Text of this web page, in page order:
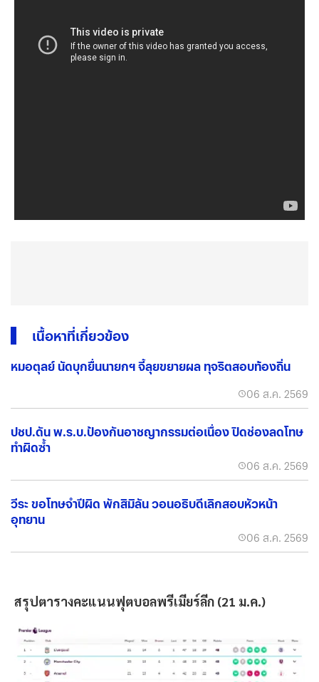
เนื้อหาที่เกี่ยวข้อง
หมอตุลย์ นัดบุกยื่นนายกฯ จี้ลุยขยายผล ทุจริตสอบท้องถิ่น
06 ส.ค. 2569
ปชป.ดัน พ.ร.บ.ป้องกันอาชญากรรมต่อเนื่อง ปิดช่องลดโทษ
ทำผิดซ้ำ
06 ส.ค. 2569
วีระ ขอโทษจำปีผิด พักสิมิลัน วอนอธิบดีเลิกสอบหัวหน้า
อุทยาน
06 ส.ค. 2569
สรุปตารางคะแนนฟุตบอลพรีเมียร์ลีก (21 ม.ค.)